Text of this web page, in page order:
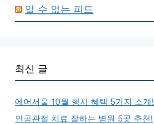
알 수 없는 피드
최신 글
에어서울 10월 행사 혜택 5가지 소개!
인공관절 치료 잘하는 병원 5곳 추천!